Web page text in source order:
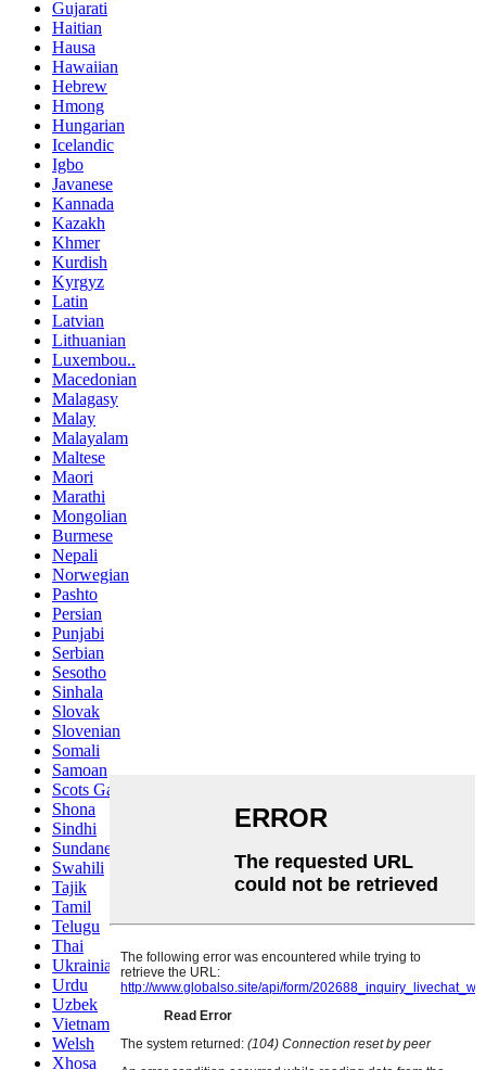
Gujarati
Haitian
Hausa
Hawaiian
Hebrew
Hmong
Hungarian
Icelandic
Igbo
Javanese
Kannada
Kazakh
Khmer
Kurdish
Kyrgyz
Latin
Latvian
Lithuanian
Luxembou..
Macedonian
Malagasy
Malay
Malayalam
Maltese
Maori
Marathi
Mongolian
Burmese
Nepali
Norwegian
Pashto
Persian
Punjabi
Serbian
Sesotho
Sinhala
Slovak
Slovenian
Somali
Samoan
Scots Gaelic
Shona
Sindhi
Sundanese
Swahili
Tajik
Tamil
Telugu
Thai
Ukrainian
Urdu
Uzbek
Vietnamese
Welsh
Xhosa